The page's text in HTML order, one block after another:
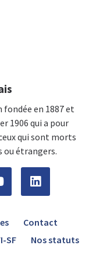
fondée en 1887 et
1906 qui a pour
qui sont morts
ou étrangers.
Contact
SF Nos statuts